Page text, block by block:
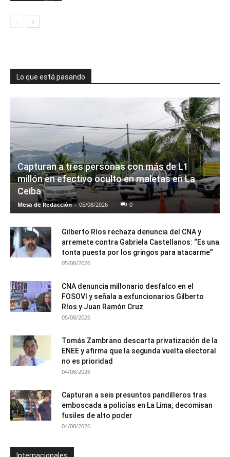
Lo que está pasando
Capturan a tres personas con más de L1
millón en efectivo oculto en maletas en La
Ceiba
Mesa de Redacción - 05/08/2026 0
Gilberto Ríos rechaza denuncia del CNA y
arremete contra Gabriela Castellanos: “Es una
tonta puesta por los gringos para atacarme”
05/08/2026
CNA denuncia millonario desfalco en el
FOSOVI y señala a exfuncionarios Gilberto
Ríos y Juan Ramón Cruz
05/08/2026
Tomás Zambrano descarta privatización de la
ENEE y afirma que la segunda vuelta electoral
no es prioridad
04/08/2026
Capturan a seis presuntos pandilleros tras
emboscada a policías en La Lima; decomisan
fusiles de alto poder
04/08/2026
Internacionales